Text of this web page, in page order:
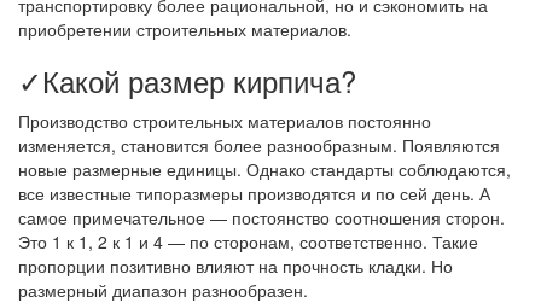
транспортировку более рациональной, но и сэкономить на
приобретении строительных материалов.
✓Какой размер кирпича?
Производство строительных материалов постоянно
изменяется, становится более разнообразным. Появляются
новые размерные единицы. Однако стандарты соблюдаются,
все известные типоразмеры производятся и по сей день. А
самое примечательное — постоянство соотношения сторон.
Это 1 к 1, 2 к 1 и 4 — по сторонам, соответственно. Такие
пропорции позитивно влияют на прочность кладки. Но
размерный диапазон разнообразен.